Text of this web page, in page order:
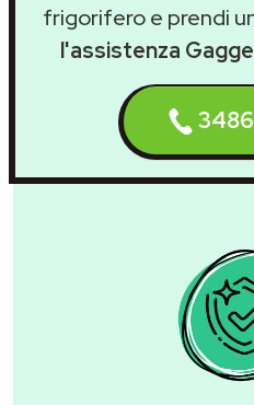
frigorifero e prendi
l'assistenza